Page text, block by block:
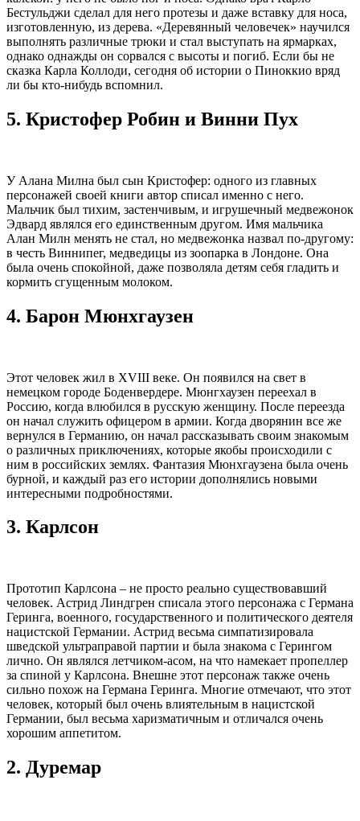
Бестульджи сделал для него протезы и даже вставку для носа,
изготовленную, из дерева. «Деревянный человечек» научился
выполнять различные трюки и стал выступать на ярмарках,
однако однажды он сорвался с высоты и погиб. Если бы не
сказка Карла Коллоди, сегодня об истории о Пиноккио вряд
ли бы кто-нибудь вспомнил.
5. Кристофер Робин и Винни Пух
У Алана Милна был сын Кристофер: одного из главных
персонажей своей книги автор списал именно с него.
Мальчик был тихим, застенчивым, и игрушечный медвежонок
Эдвард являлся его единственным другом. Имя мальчика
Алан Милн менять не стал, но медвежонка назвал по-другому:
в честь Виннипег, медведицы из зоопарка в Лондоне. Она
была очень спокойной, даже позволяла детям себя гладить и
кормить сгущенным молоком.
4. Барон Мюнхгаузен
Этот человек жил в XVIII веке. Он появился на свет в
немецком городе Боденвердере. Мюнгхаузен переехал в
Россию, когда влюбился в русскую женщину. После переезда
он начал служить офицером в армии. Когда дворянин все же
вернулся в Германию, он начал рассказывать своим знакомым
о различных приключениях, которые якобы происходили с
ним в российских землях. Фантазия Мюнхгаузена была очень
бурной, и каждый раз его истории дополнялись новыми
интересными подробностями.
3. Карлсон
Прототип Карлсона – не просто реально существовавший
человек. Астрид Линдгрен списала этого персонажа с Германа
Геринга, военного, государственного и политического деятеля
нацистской Германии. Астрид весьма симпатизировала
шведской ультраправой партии и была знакома с Герингом
лично. Он являлся летчиком-асом, на что намекает пропеллер
за спиной у Карлсона. Внешне этот персонаж также очень
сильно похож на Германа Геринга. Многие отмечают, что этот
человек, который был очень влиятельным в нацистской
Германии, был весьма харизматичным и отличался очень
хорошим аппетитом.
2. Дуремар